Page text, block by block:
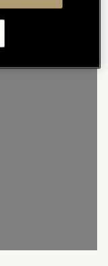
jusqu’aux dîners